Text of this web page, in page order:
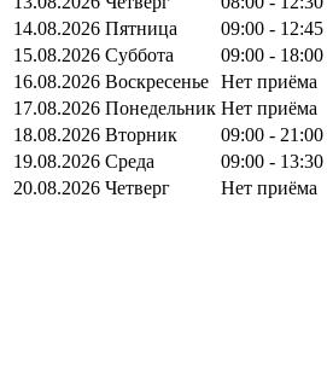
14.08.2026 Пятница 09:00 - 12:45
15.08.2026 Суббота 09:00 - 18:00
16.08.2026 Воскресенье Нет приёма
17.08.2026 Понедельник Нет приёма
18.08.2026 Вторник 09:00 - 21:00
19.08.2026 Среда 09:00 - 13:30
20.08.2026 Четверг Нет приёма